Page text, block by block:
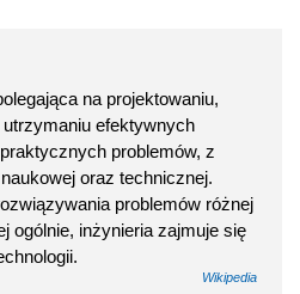
na projektowaniu,
efektywnych
problemów, z
oraz technicznej.
problemów różnej
ogólnie, inżynieria zajmuje się
Wikipedia